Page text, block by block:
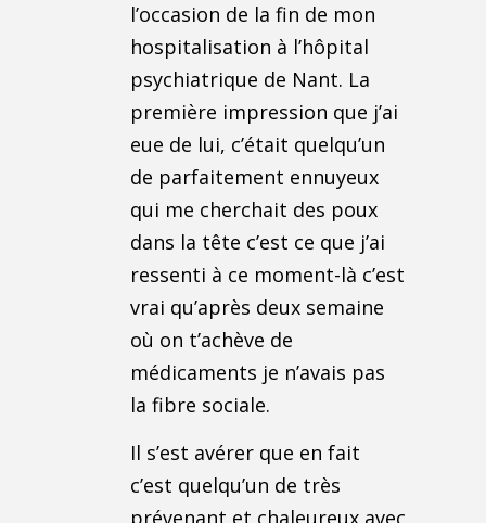
l’occasion de la fin de mon
hospitalisation à l’hôpital
psychiatrique de Nant. La
première impression que j’ai
eue de lui, c’était quelqu’un
de parfaitement ennuyeux
qui me cherchait des poux
dans la tête c’est ce que j’ai
ressenti à ce moment-là c’est
vrai qu’après deux semaine
où on t’achève de
médicaments je n’avais pas
la fibre sociale.
Il s’est avérer que en fait
c’est quelqu’un de très
prévenant et chaleureux avec